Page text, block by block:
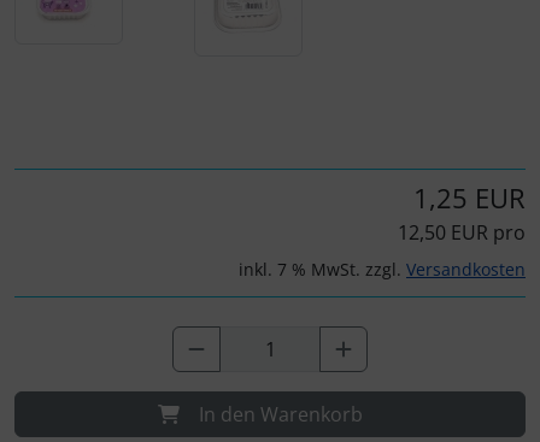
1,25 EUR
12,50 EUR pro
inkl. 7 % MwSt. zzgl. Versandkosten
In den Warenkorb